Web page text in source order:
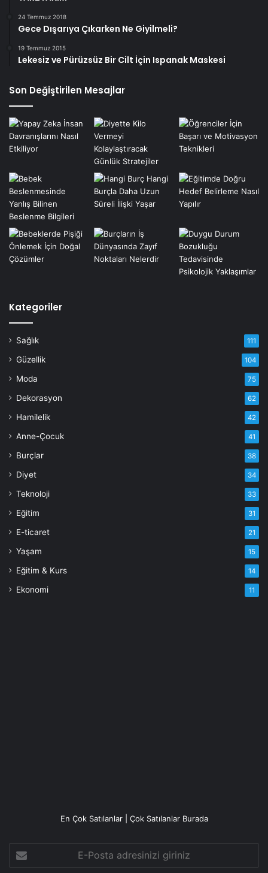
24 Temmuz 2018
Gece Dışarıya Çıkarken Ne Giyilmeli?
19 Temmuz 2015
Lekesiz ve Pürüzsüz Bir Cilt İçin Ispanak Maskesi
Son Değiştirilen Mesajlar
Kategoriler
Sağlık 111
Güzellik 104
Moda 75
Dekorasyon 62
Hamilelik 42
Anne-Çocuk 41
Burçlar 38
Diyet 34
Teknoloji 33
Eğitim 31
E-ticaret 21
Yaşam 15
Eğitim & Kurs 14
Ekonomi 11
En Çok Satılanlar | Çok Satılanlar Burada
Posta